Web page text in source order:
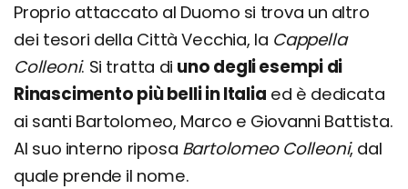
Proprio attaccato al Duomo si trova un altro
dei tesori della Città Vecchia, la Cappella
Colleoni. Si tratta di uno degli esempi di
Rinascimento più belli in Italia ed è dedicata
ai santi Bartolomeo, Marco e Giovanni Battista.
Al suo interno riposa Bartolomeo Colleoni, dal
quale prende il nome.